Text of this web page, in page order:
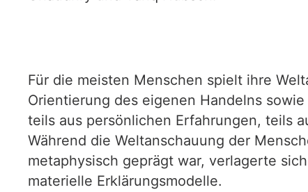
Für die meisten Menschen spielt ihre
Orientierung des eigenen Handelns
teils aus persönlichen Erfahrungen, teils
Während die Weltanschauung der
metaphysisch geprägt war, verlagerte
materielle Erklärungsmodelle.